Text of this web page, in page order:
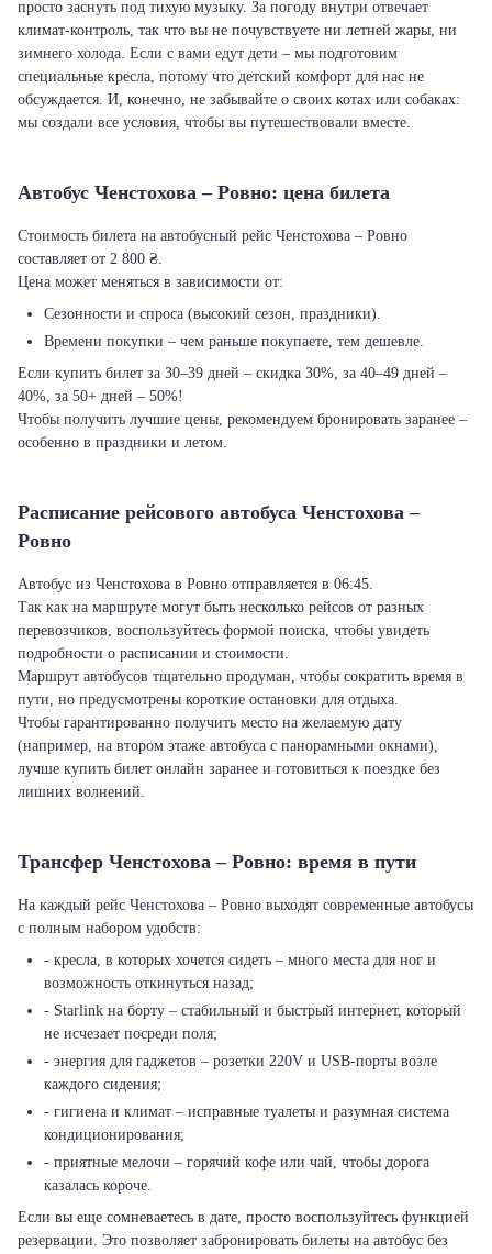
просто заснуть под тихую музыку. За погоду внутри отвечает
климат-контроль, так что вы не почувствуете ни летней жары, ни
зимнего холода. Если с вами едут дети – мы подготовим
специальные кресла, потому что детский комфорт для нас не
обсуждается. И, конечно, не забывайте о своих котах или собаках:
мы создали все условия, чтобы вы путешествовали вместе.
Автобус Ченстохова – Ровно: цена билета
Стоимость билета на автобусный рейс Ченстохова – Ровно
составляет от 2 800 ₴.
Цена может меняться в зависимости от:
Сезонности и спроса (высокий сезон, праздники).
Времени покупки – чем раньше покупаете, тем дешевле.
Если купить билет за 30–39 дней – скидка 30%, за 40–49 дней –
40%, за 50+ дней – 50%!
Чтобы получить лучшие цены, рекомендуем бронировать заранее –
особенно в праздники и летом.
Расписание рейсового автобуса Ченстохова –
Ровно
Автобус из Ченстохова в Ровно отправляется в 06:45.
Так как на маршруте могут быть несколько рейсов от разных
перевозчиков, воспользуйтесь формой поиска, чтобы увидеть
подробности о расписании и стоимости.
Маршрут автобусов тщательно продуман, чтобы сократить время в
пути, но предусмотрены короткие остановки для отдыха.
Чтобы гарантированно получить место на желаемую дату
(например, на втором этаже автобуса с панорамными окнами),
лучше купить билет онлайн заранее и готовиться к поездке без
лишних волнений.
Трансфер Ченстохова – Ровно: время в пути
На каждый рейс Ченстохова – Ровно выходят современные автобусы
с полным набором удобств:
- кресла, в которых хочется сидеть – много места для ног и
возможность откинуться назад;
- Starlink на борту – стабильный и быстрый интернет, который
не исчезает посреди поля;
- энергия для гаджетов – розетки 220V и USB-порты возле
каждого сидения;
- гигиена и климат – исправные туалеты и разумная система
кондиционирования;
- приятные мелочи – горячий кофе или чай, чтобы дорога
казалась короче.
Если вы еще сомневаетесь в дате, просто воспользуйтесь функцией
резервации. Это позволяет забронировать билеты на автобус без